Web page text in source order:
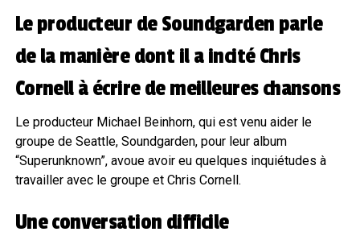
Le producteur de Soundgarden parle
de la manière dont il a incité Chris
Cornell à écrire de meilleures chansons
Le producteur Michael Beinhorn, qui est venu aider le
groupe de Seattle, Soundgarden, pour leur album
“Superunknown”, avoue avoir eu quelques inquiétudes à
travailler avec le groupe et Chris Cornell.
Une conversation difficile